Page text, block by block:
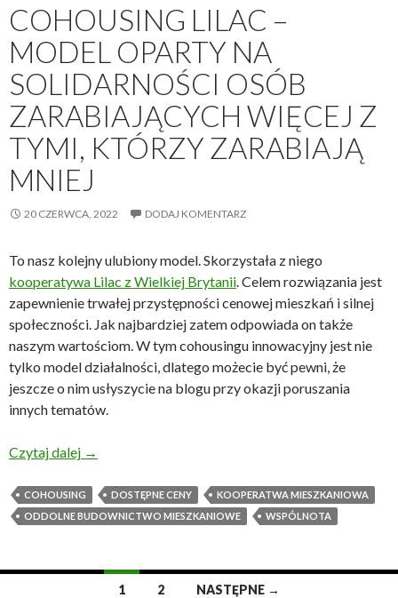
COHOUSING LILAC –
MODEL OPARTY NA
SOLIDARNOŚCI OSÓB
ZARABIAJĄCYCH WIĘCEJ Z
TYMI, KTÓRZY ZARABIAJĄ
MNIEJ
20 CZERWCA, 2022 DODAJ KOMENTARZ
To nasz kolejny ulubiony model. Skorzystała z niego
kooperatywa Lilac z Wielkiej Brytanii . Celem rozwiązania jest
zapewnienie trwałej przystępności cenowej mieszkań i silnej
społeczności. Jak najbardziej zatem odpowiada on także
naszym wartościom. W tym cohousingu innowacyjny jest nie
tylko model działalności, dlatego możecie być pewni, że
jeszcze o nim usłyszycie na blogu przy okazji poruszania
innych tematów.
Czytaj dalej Cohousing Lilac – model oparty na solidarności
→
COHOUSING DOSTĘPNE CENY
KOOPERATWA MIESZKANIOWA
ODDOLNE BUDOWNICTWO MIESZKANIOWE
WSPÓLNOTA
1 2 NASTĘPNE →